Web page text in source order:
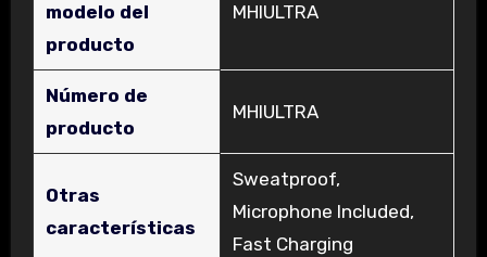
modelo del
producto
‎MHIULTRA
Número de
producto
‎MHIULTRA
Otras
características
‎Sweatproof,
Microphone Included,
Fast Charging